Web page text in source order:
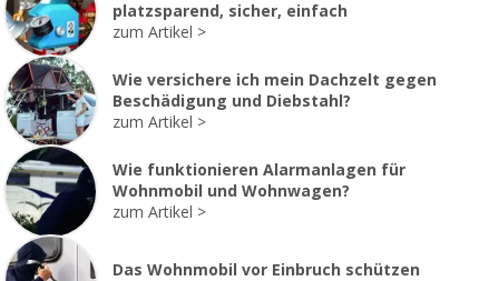
platzsparend, sicher, einfach
zum Artikel
Wie versichere ich mein Dachzelt gegen
Beschädigung und Diebstahl?
zum Artikel
Wie funktionieren Alarmanlagen für
Wohnmobil und Wohnwagen?
zum Artikel
Das Wohnmobil vor Einbruch schützen